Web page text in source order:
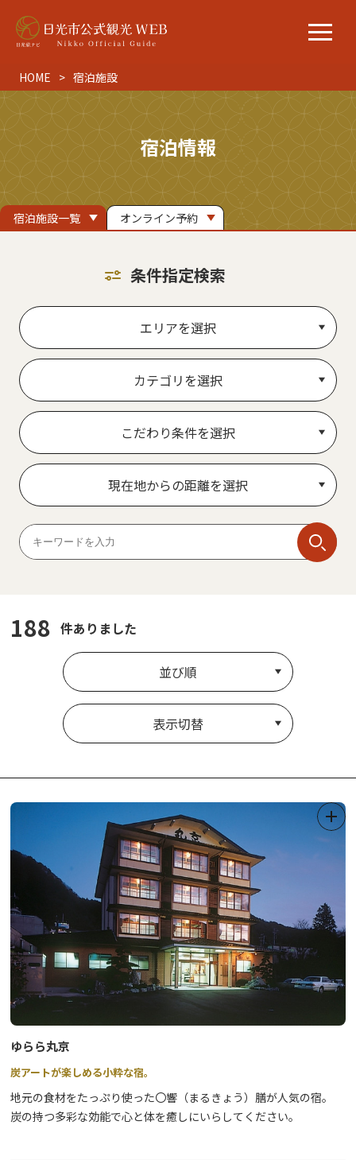
HOME 宿泊施設
宿泊情報
宿泊施設一覧 オンライン予約
条件指定検索
エリアを選択
カテゴリを選択
こだわり条件を選択
現在地からの距離を選択
188 件ありました
並び順
表示切替
ゆらら丸京
炭アートが楽しめる小粋な宿。
地元の食材をたっぷり使った〇響（まるきょう）膳が人気の宿。
炭の持つ多彩な効能で心と体を癒しにいらしてください。